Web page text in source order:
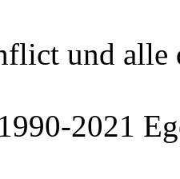
und
2021